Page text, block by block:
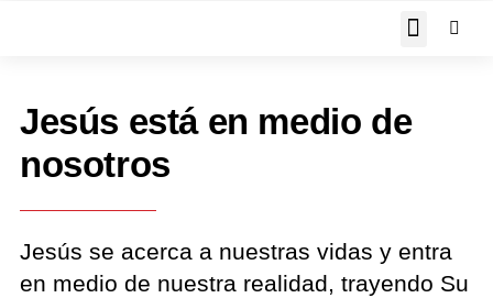
Jesús está en medio de
nosotros
Jesús se acerca a nuestras vidas y entra
en medio de nuestra realidad, trayendo Su